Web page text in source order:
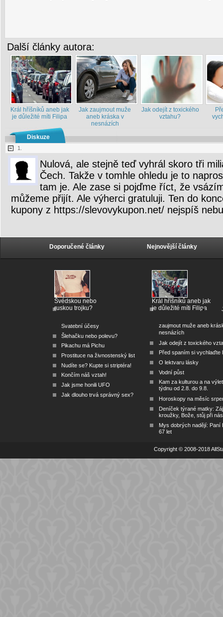
Další články autora:
Král hříšníků aneb jak
je důležité míti Filipa
Jak zaujmout muže
aneb kráska v
nesnázích
Jak odejít z toxického
vztahu?
Diskuze
1.
Nulová, ale stejně teď vyhrál skoro tři
Čech. Takže v tomhle ohledu je to
tam je. Ale zase si pojďme říct, že
můžeme přijít. Ale výherci gratuluji. Ten do
kupony z https://slevovykupon.net/ nejspíš
Doporučené články
Švédskou nebo
ruskou trojku?
Svatební účesy
Šlehačku nebo polevu?
Pikachu má Pichu
Prostituce na živnostenský list
Nudíte se? Kupte si striptéra!
Končím náš vztah!
Jak jsme honili UFO
Jak dlouho trvá správný sex?
Nejnovější články
Král hříšníků aneb jak
je důležité míti Filipa
zaujmout muže aneb
nesnázích
Jak odejít z toxického
Před spaním si vychlaďte
O lektvaru lásky
Vodní půst
Kam za kulturou a na
týdnu od 2.8. do 9.8.
Horoskopy na měsíc
Deníček týrané matky:
kroužky, Bože, stůj při nás
Mys dobrých nadějí: Paní
67 let
Copyright © 2008-2018